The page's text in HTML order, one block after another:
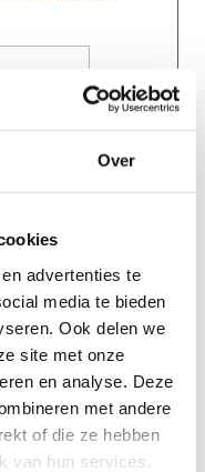
Over
advertenties te
media te bieden
Ook delen we
site met onze
en analyse. Deze
met andere
of die ze hebben
van hun services.